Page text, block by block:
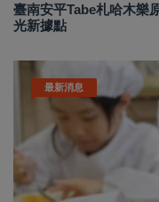
臺南安平Tabe札哈木樂
光新據點
最新消息